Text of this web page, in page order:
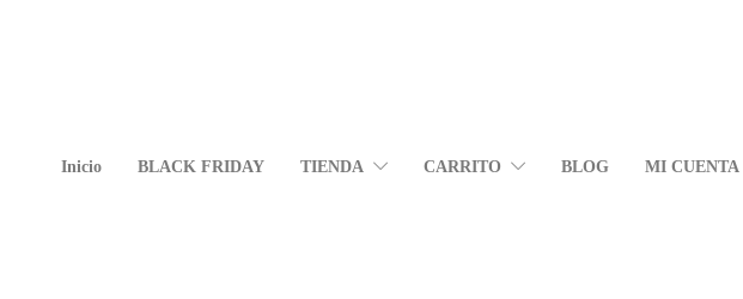
Inicio BLACK FRIDAY TIENDA CARRITO BLOG MI CUENTA